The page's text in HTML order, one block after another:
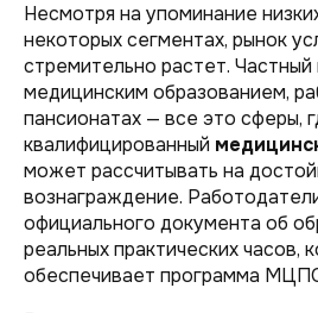
Несмотря на упоминание
некоторых сегментах, рынок
стремительно растет.
медицинским образованием,
пансионатах — все это сферы,
квалифицированный
может рассчитывать на
вознаграждение.
официального документа об
реальных практических часов,
обеспечивает программа